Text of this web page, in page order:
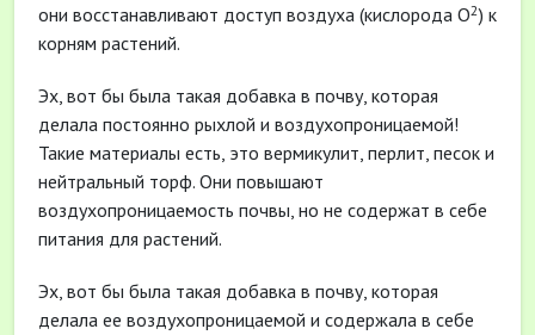
они восстанавливают доступ воздуха (кислорода О2) к
корням растений.
Эх, вот бы была такая добавка в почву, которая
делала постоянно рыхлой и воздухопроницаемой!
Такие материалы есть, это вермикулит, перлит, песок и
нейтральный торф. Они повышают
воздухопроницаемость почвы, но не содержат в себе
питания для растений.
Эх, вот бы была такая добавка в почву, которая
делала ее воздухопроницаемой и содержала в себе